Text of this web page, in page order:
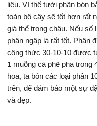
liệu. Vì thế tưới phân bón
toàn bộ cây sẽ tốt hơn rất
giá thể trong chậu. Nếu
phân ngập là rất tốt. Phân
công thức 30-10-10 được
1 muỗng cà phê pha
hoa, ta bón các loại phân
trên, để đảm bảo một sự
và đẹp.